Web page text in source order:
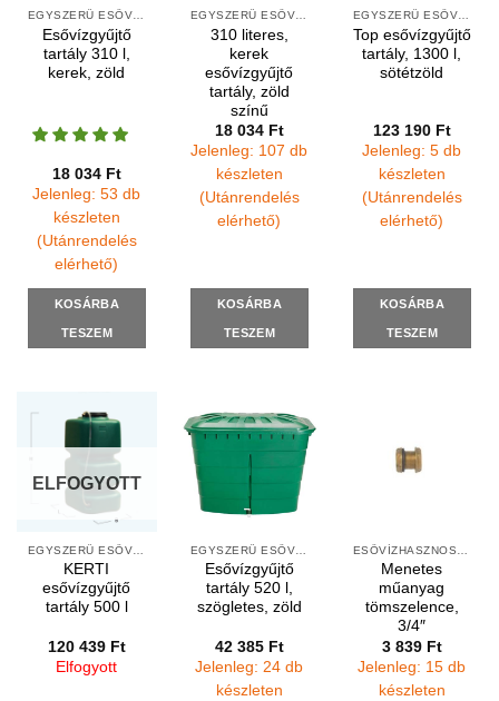
Esővízgyűjtő
tartály 310 l,
kerek, zöld
18 034 Ft
Jelenleg: 53 db
készleten
(Utánrendelés
elérhető)
KOSÁRBA
TESZEM
310 literes,
kerek
esővízgyűjtő
tartály, zöld
színű
18 034 Ft
Jelenleg: 107 db
készleten
(Utánrendelés
elérhető)
KOSÁRBA
TESZEM
Top esővízgyűjtő
tartály, 1300 l,
sötétzöld
123 190 Ft
Jelenleg: 5 db
készleten
(Utánrendelés
elérhető)
KOSÁRBA
TESZEM
ELFOGYOTT
KERTI
esővízgyűjtő
tartály 500 l
120 439 Ft
Elfogyott
Esővízgyűjtő
tartály 520 l,
szögletes, zöld
42 385 Ft
Jelenleg: 24 db
készleten
Menetes
műanyag
tömszelence,
3/4″
3 839 Ft
Jelenleg: 15 db
készleten